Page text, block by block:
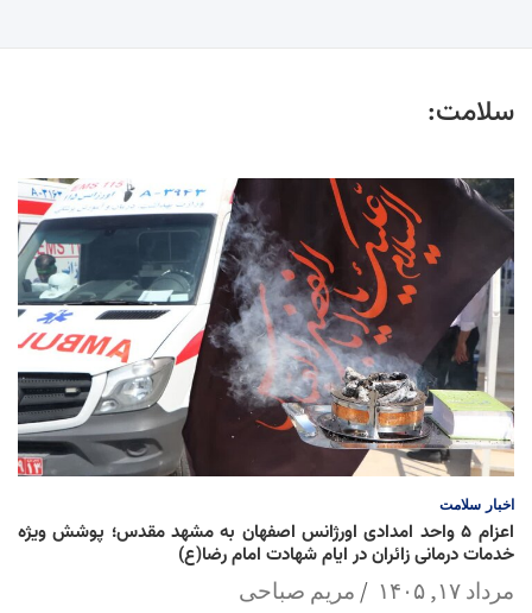
سلامت:
اخبار سلامت
اعزام ۵ واحد امدادی اورژانس اصفهان به مشهد مقدس؛ پوشش ویژه
خدمات درمانی زائران در ایام شهادت امام رضا(ع)
مرداد ۱۷, ۱۴۰۵ مریم صباحی